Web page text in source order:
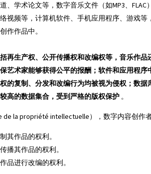
、学术论文等， 数字音乐文件（如MP3、
视频等，计算机软件、手机应用程序、游戏等，
作作品中。
再生产权、公开传播权和改编权等，音乐作
艺术家能够获得公平的报酬；软件和应用程
的复制、分发和改编行为均被视为侵权；数
高的数据集合，受到严格的版权保护。
la propriété intellectuelle），数字内容创作
其作品的权利。
播其作品的权利。
品进行改编的权利。